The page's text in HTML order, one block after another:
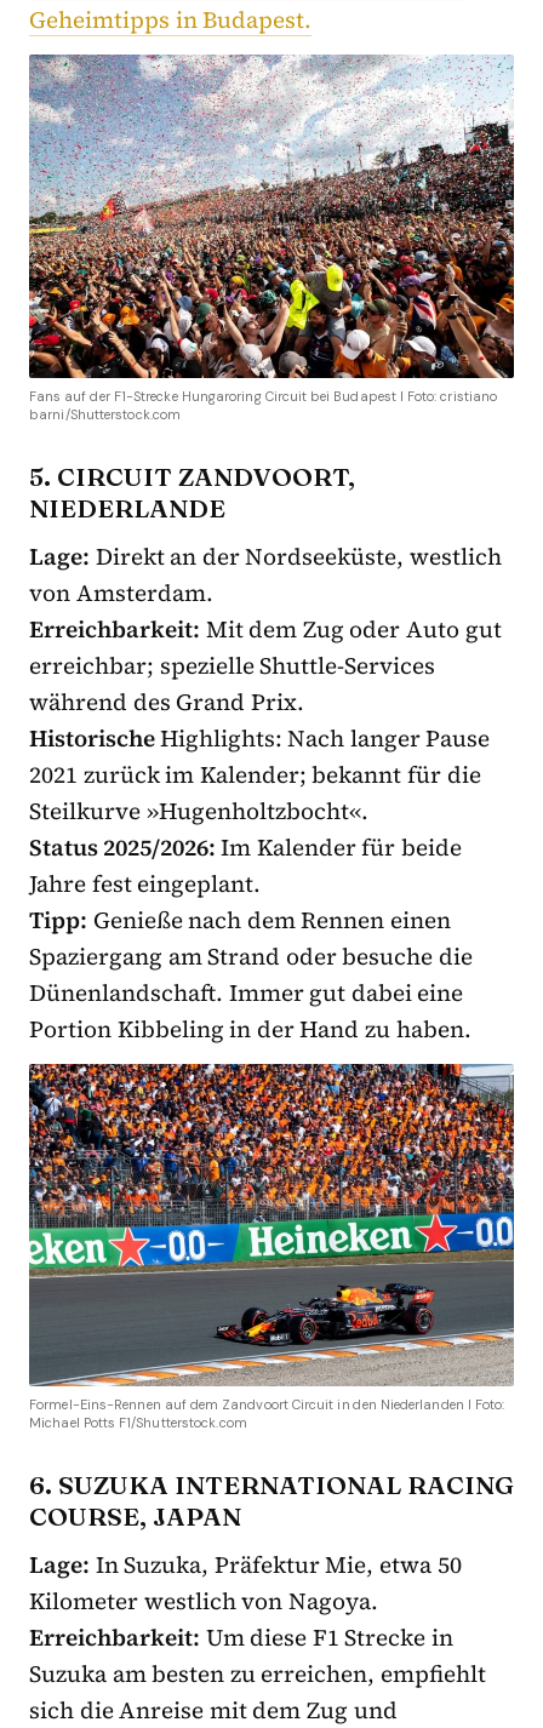
Geheimtipps in Budapest.
Fans auf der F1-Strecke Hungaroring Circuit bei Budapest I Foto: cristiano
barni/Shutterstock.com
5. CIRCUIT ZANDVOORT,
NIEDERLANDE
Lage: Direkt an der Nordseeküste, westlich
von Amsterdam.
Erreichbarkeit: Mit dem Zug oder Auto gut
erreichbar; spezielle Shuttle-Services
während des Grand Prix.
HistorischeHighlights: Nach langer Pause
2021 zurück im Kalender; bekannt für die
Steilkurve »Hugenholtzbocht«.
Status 2025/2026:Im Kalender für beide
Jahre fest eingeplant.
Tipp: Genieße nach dem Rennen einen
Spaziergang am Strand oder besuche die
Dünenlandschaft. Immer gut dabei eine
Portion Kibbeling in der Hand zu haben.
Formel-Eins-Rennen auf dem Zandvoort Circuit in den Niederlanden I Foto:
Michael Potts F1/Shutterstock.com
6. SUZUKA INTERNATIONAL RACING
COURSE, JAPAN
Lage: In Suzuka, Präfektur Mie, etwa 50
Kilometer westlich von Nagoya.
Erreichbarkeit: Um diese F1 Strecke in
Suzuka am besten zu erreichen, empfiehlt
sich die Anreise mit dem Zug und